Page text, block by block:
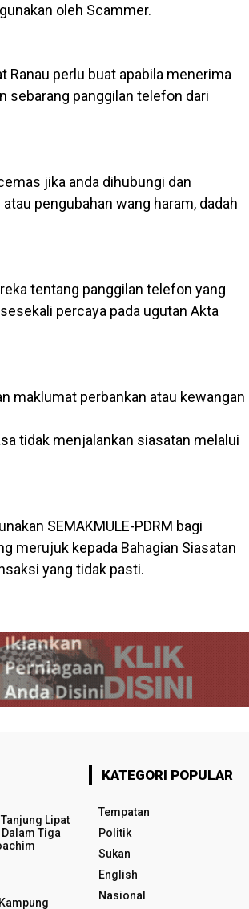
oleh Scammer.
Ranau perlu buat apabila menerima
sebarang panggilan telefon dari
jika anda dihubungi dan
pengubahan wang haram, dadah
tentang panggilan telefon yang
percaya pada ugutan Akta
maklumat perbankan atau kewangan
tidak menjalankan siasatan melalui
SEMAKMULE-PDRM bagi
merujuk kepada Bahagian Siasatan
yang tidak pasti.
Lipat
Tiga
KATEGORI POPULAR
Tempatan
Politik
Sukan
English
Nasional